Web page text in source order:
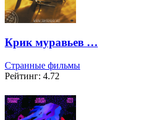
Крик муравьев …
Странные фильмы
Рейтинг: 4.72